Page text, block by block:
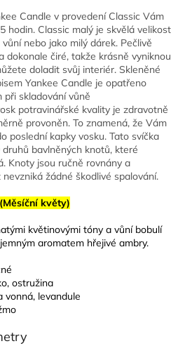
Candle v provedení Classic Vám
hodin. Classic malý je skvělá velikost
nebo jako milý dárek. Pečlivě
dokonale čiré, takže krásně vyniknou
doladit svůj interiér. Skleněné
Yankee Candle je opatřeno
při skladování vůně
potravinářské kvality je zdravotně
provoněn. To znamená, že Vám
poslední kapky vosku. Tato svíčka
bavlněných knotů, které
Knoty jsou ručně rovnány a
žádné škodlivé spalování.
květy)
květinovými tóny a vůní bobulí
aromatem hřejivé ambry.
ostružina
vonná, levandule